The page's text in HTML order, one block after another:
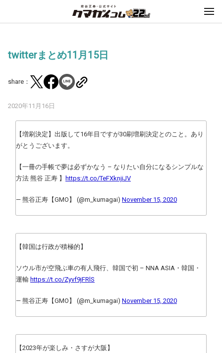
twitterまとめ11月15日
share：
2020年11月16日
【増刷決定】出版して16年目ですが30刷増刷決定とのこと。あり
がとうございます。
【一冊の手帳で夢は必ずかなう – なりたい自分になるシンプルな
方法 熊谷 正寿 】
https://t.co/TeFXknjiJV
— 熊谷正寿【GMO】 (@m_kumagai) November 15, 2020
【韓国は行政が積極的】
ソウル市が空飛ぶ車の有人飛行、韓国で初 – NNA ASIA・韓国・
運輸 https://t.co/Zyvf9jFRlS
— 熊谷正寿【GMO】 (@m_kumagai) November 15, 2020
【2023年が楽しみ・さすが大阪】